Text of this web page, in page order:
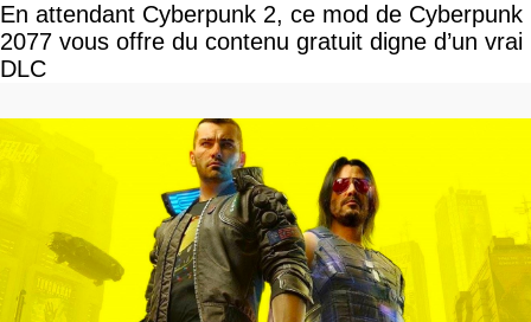
En attendant Cyberpunk 2, ce mod de Cyberpunk
2077 vous offre du contenu gratuit digne d’un vrai
DLC